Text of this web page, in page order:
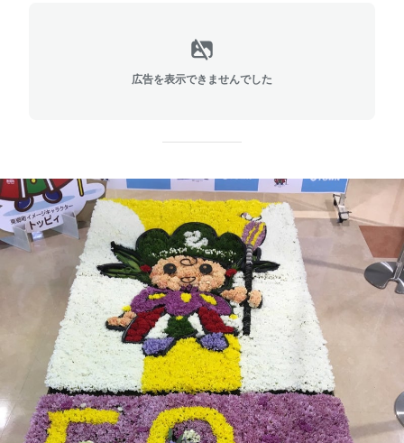
広告を表示できませんでした